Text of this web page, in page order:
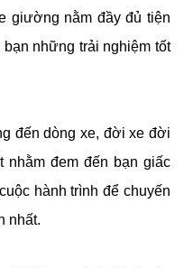
giường nằm đầy đủ tiện
những trải nghiệm tốt
đến dòng xe, đời xe đời
nhằm đem đến bạn giấc
hành trình để chuyến
nhất.